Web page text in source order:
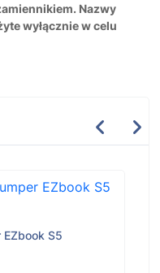
Nazwy
wyłącznie w celu
S5